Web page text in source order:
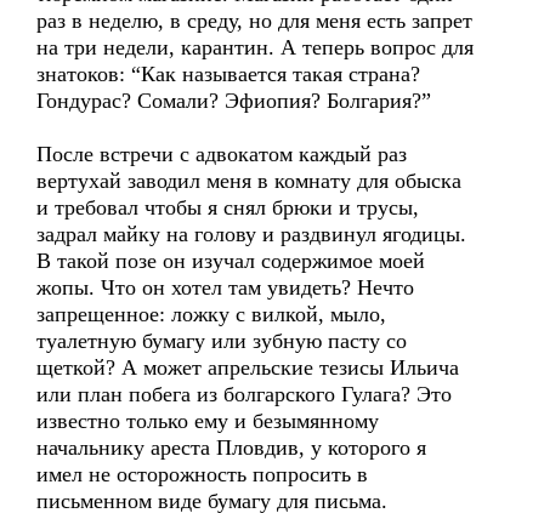
раз в неделю, в среду, но для меня есть запрет
на три недели, карантин. А теперь вопрос для
знатоков: “Как называется такая страна?
Гондурас? Сомали? Эфиопия? Болгария?”
После встречи с адвокатом каждый раз
вертухай заводил меня в комнату для обыска
и требовал чтобы я снял брюки и трусы,
задрал майку на голову и раздвинул ягодицы.
В такой позе он изучал содержимое моей
жопы. Что он хотел там увидеть? Нечто
запрещенное: ложку с вилкой, мыло,
туалетную бумагу или зубную пасту со
щеткой? А может апрельские тезисы Ильича
или план побега из болгарского Гулага? Это
известно только ему и безымянному
начальнику ареста Пловдив, у которого я
имел не осторожность попросить в
письменном виде бумагу для письма.